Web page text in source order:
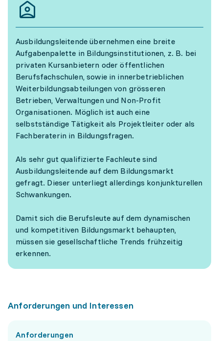
Ausbildungsleitende übernehmen eine breite
Aufgabenpalette in Bildungsinstitutionen, z. B. bei
privaten Kursanbietern oder öffentlichen
Berufsfachschulen, sowie in innerbetrieblichen
Weiterbildungsabteilungen von grösseren
Betrieben, Verwaltungen und Non-Profit
Organisationen. Möglich ist auch eine
selbstständige Tätigkeit als Projektleiter oder als
Fachberaterin in Bildungsfragen.
Als sehr gut qualifizierte Fachleute sind
Ausbildungsleitende auf dem Bildungsmarkt
gefragt. Dieser unterliegt allerdings konjunkturellen
Schwankungen.
Damit sich die Berufsleute auf dem dynamischen
und kompetitiven Bildungsmarkt behaupten,
müssen sie gesellschaftliche Trends frühzeitig
erkennen.
Anforderungen und Interessen
Anforderungen